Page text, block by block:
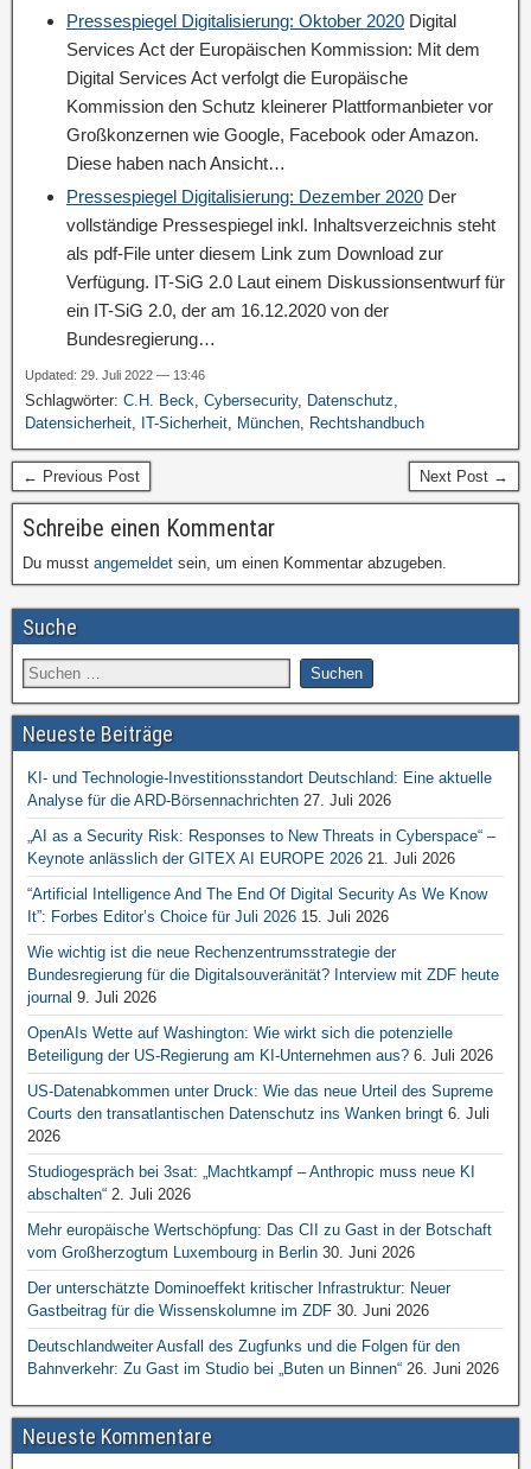
Pressespiegel Digitalisierung: Oktober 2020 Digital
Services Act der Europäischen Kommission: Mit dem
Digital Services Act verfolgt die Europäische
Kommission den Schutz kleinerer Plattformanbieter vor
Großkonzernen wie Google, Facebook oder Amazon.
Diese haben nach Ansicht…
Pressespiegel Digitalisierung: Dezember 2020 Der
vollständige Pressespiegel inkl. Inhaltsverzeichnis steht
als pdf-File unter diesem Link zum Download zur
Verfügung. IT-SiG 2.0 Laut einem Diskussionsentwurf für
ein IT-SiG 2.0, der am 16.12.2020 von der
Bundesregierung…
Updated: 29. Juli 2022 — 13:46
Schlagwörter: C.H. Beck, Cybersecurity, Datenschutz,
Datensicherheit, IT-Sicherheit, München, Rechtshandbuch
← Previous Post Next Post →
Schreibe einen Kommentar
Du musst angemeldet sein, um einen Kommentar abzugeben.
Suche
Neueste Beiträge
KI- und Technologie-Investitionsstandort Deutschland: Eine aktuelle
Analyse für die ARD-Börsennachrichten 27. Juli 2026
„AI as a Security Risk: Responses to New Threats in Cyberspace“ –
Keynote anlässlich der GITEX AI EUROPE 2026 21. Juli 2026
“Artificial Intelligence And The End Of Digital Security As We Know
It”: Forbes Editor’s Choice für Juli 2026 15. Juli 2026
Wie wichtig ist die neue Rechenzentrumsstrategie der
Bundesregierung für die Digitalsouveränität? Interview mit ZDF heute
journal 9. Juli 2026
OpenAIs Wette auf Washington: Wie wirkt sich die potenzielle
Beteiligung der US-Regierung am KI-Unternehmen aus? 6. Juli 2026
US-Datenabkommen unter Druck: Wie das neue Urteil des Supreme
Courts den transatlantischen Datenschutz ins Wanken bringt 6. Juli
2026
Studiogespräch bei 3sat: „Machtkampf – Anthropic muss neue KI
abschalten“ 2. Juli 2026
Mehr europäische Wertschöpfung: Das CII zu Gast in der Botschaft
vom Großherzogtum Luxembourg in Berlin 30. Juni 2026
Der unterschätzte Dominoeffekt kritischer Infrastruktur: Neuer
Gastbeitrag für die Wissenskolumne im ZDF 30. Juni 2026
Deutschlandweiter Ausfall des Zugfunks und die Folgen für den
Bahnverkehr: Zu Gast im Studio bei „Buten un Binnen“ 26. Juni 2026
Neueste Kommentare